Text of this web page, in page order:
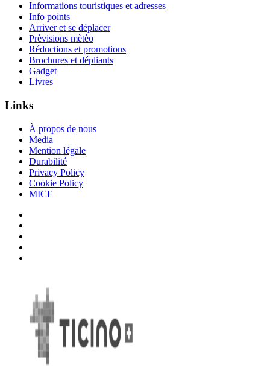
Informations touristiques et adresses
Info points
Arriver et se déplacer
Prèvisions mètèo
Réductions et promotions
Brochures et dépliants
Gadget
Livres
Links
À propos de nous
Media
Mention légale
Durabilité
Privacy Policy
Cookie Policy
MICE